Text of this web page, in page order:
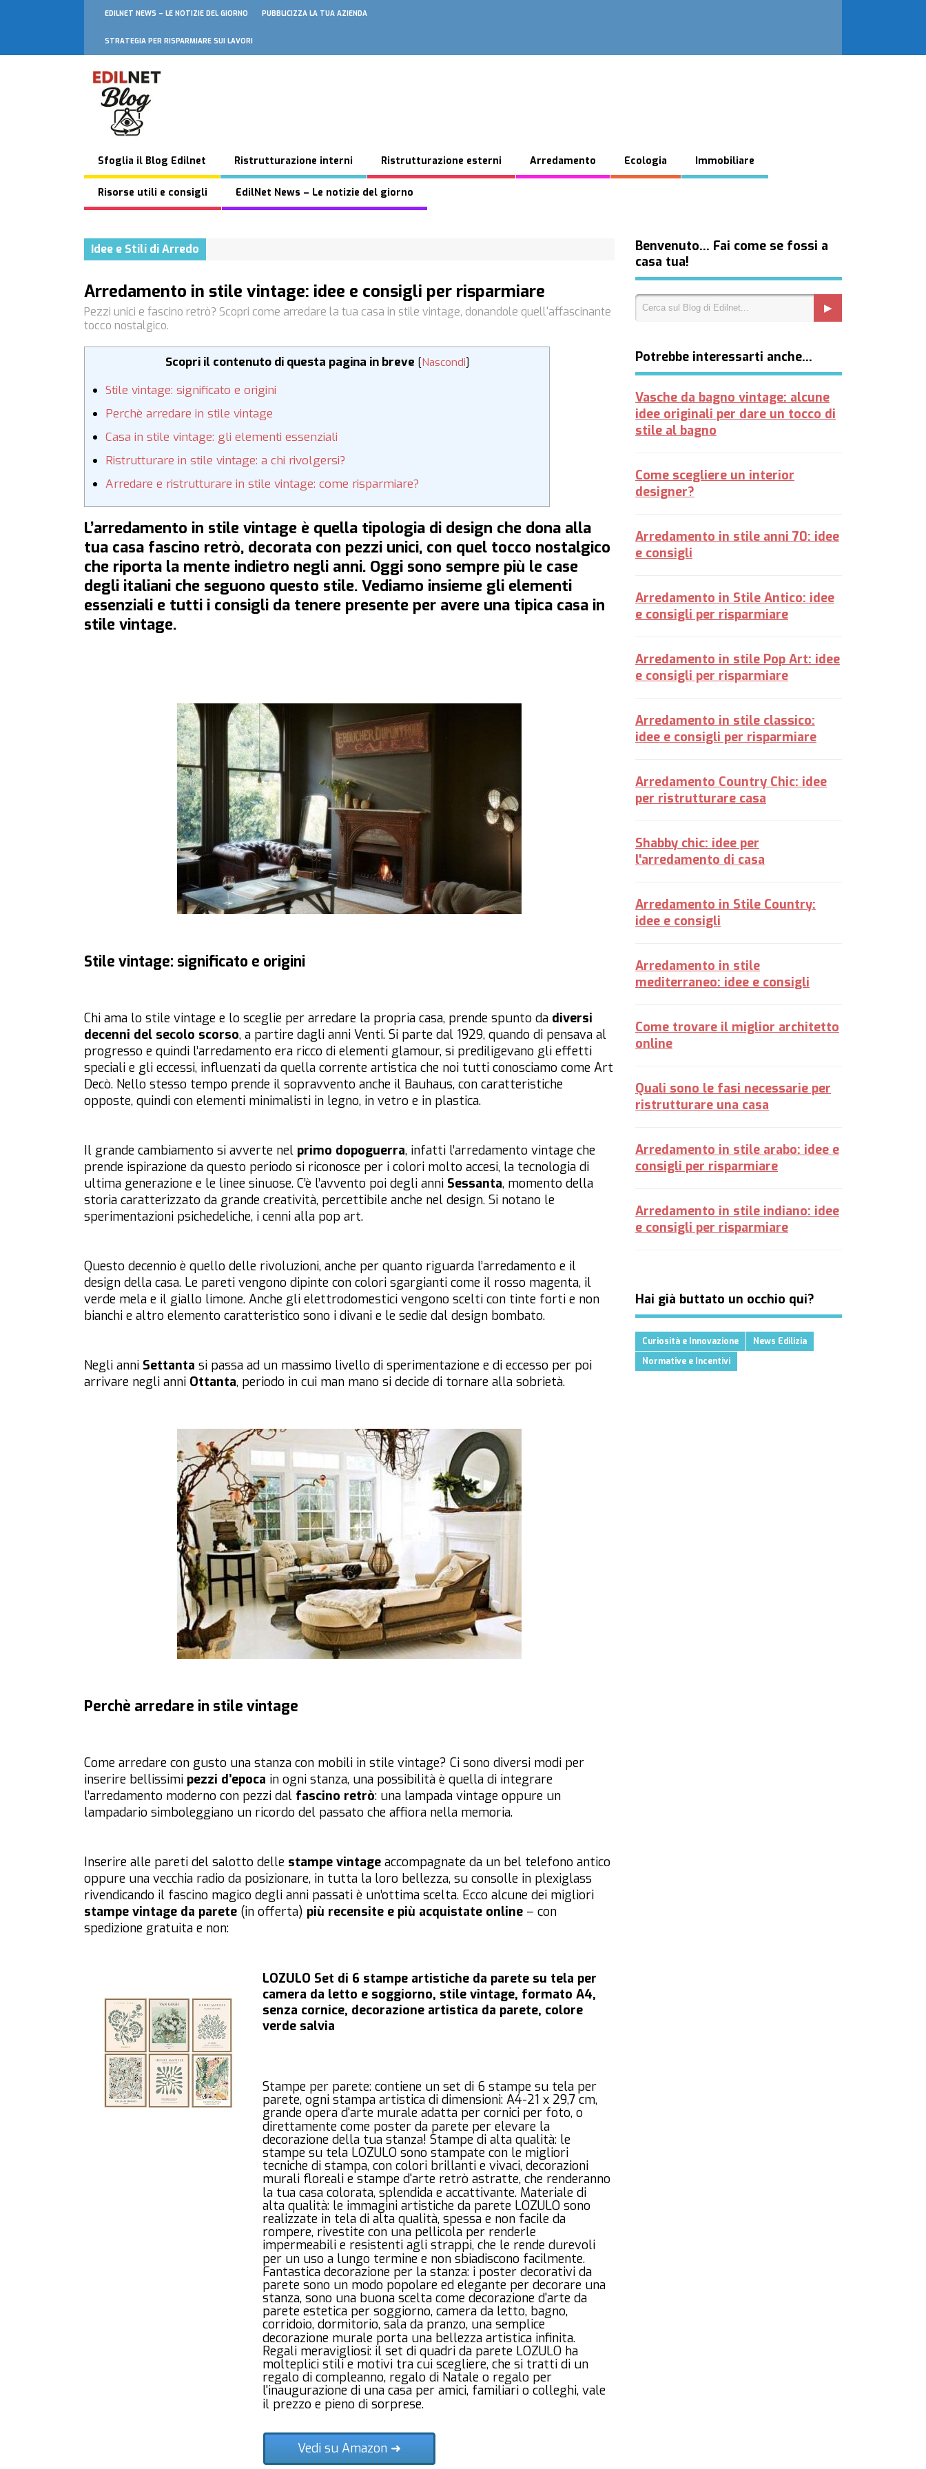
EDILNET NEWS – LE NOTIZIE DEL GIORNO PUBBLICIZZA LA TUA AZIENDA
STRATEGIA PER RISPARMIARE SUI LAVORI
Sfoglia il Blog Edilnet Ristrutturazione interni Ristrutturazione esterni Arredamento Ecologia Immobiliare
Risorse utili e consigli EdilNet News – Le notizie del giorno
Idee e Stili di Arredo
Arredamento in stile vintage: idee e consigli per risparmiare
Pezzi unici e fascino retrò? Scopri come arredare la tua casa in stile vintage, donandole quell'affascinante
tocco nostalgico.
Scopri il contenuto di questa pagina in breve [Nascondi]
Stile vintage: significato e origini
Perchè arredare in stile vintage
Casa in stile vintage: gli elementi essenziali
Ristrutturare in stile vintage: a chi rivolgersi?
Arredare e ristrutturare in stile vintage: come risparmiare?
L’arredamento in stile vintage è quella tipologia di design che dona alla
tua casa fascino retrò, decorata con pezzi unici, con quel tocco nostalgico
che riporta la mente indietro negli anni. Oggi sono sempre più le case
degli italiani che seguono questo stile. Vediamo insieme gli elementi
essenziali e tutti i consigli da tenere presente per avere una tipica casa in
stile vintage.
Stile vintage: significato e origini
Chi ama lo stile vintage e lo sceglie per arredare la propria casa, prende spunto da diversi
decenni del secolo scorso, a partire dagli anni Venti. Si parte dal 1929, quando di pensava al
progresso e quindi l’arredamento era ricco di elementi glamour, si prediligevano gli effetti
speciali e gli eccessi, influenzati da quella corrente artistica che noi tutti conosciamo come Art
Decò. Nello stesso tempo prende il sopravvento anche il Bauhaus, con caratteristiche
opposte, quindi con elementi minimalisti in legno, in vetro e in plastica.
Il grande cambiamento si avverte nel primo dopoguerra, infatti l’arredamento vintage che
prende ispirazione da questo periodo si riconosce per i colori molto accesi, la tecnologia di
ultima generazione e le linee sinuose. C’è l’avvento poi degli anni Sessanta, momento della
storia caratterizzato da grande creatività, percettibile anche nel design. Si notano le
sperimentazioni psichedeliche, i cenni alla pop art.
Questo decennio è quello delle rivoluzioni, anche per quanto riguarda l’arredamento e il
design della casa. Le pareti vengono dipinte con colori sgargianti come il rosso magenta, il
verde mela e il giallo limone. Anche gli elettrodomestici vengono scelti con tinte forti e non
bianchi e altro elemento caratteristico sono i divani e le sedie dal design bombato.
Negli anni Settanta si passa ad un massimo livello di sperimentazione e di eccesso per poi
arrivare negli anni Ottanta, periodo in cui man mano si decide di tornare alla sobrietà.
Perchè arredare in stile vintage
Come arredare con gusto una stanza con mobili in stile vintage? Ci sono diversi modi per
inserire bellissimi pezzi d’epoca in ogni stanza, una possibilità è quella di integrare
l’arredamento moderno con pezzi dal fascino retrò: una lampada vintage oppure un
lampadario simboleggiano un ricordo del passato che affiora nella memoria.
Inserire alle pareti del salotto delle stampe vintage accompagnate da un bel telefono antico
oppure una vecchia radio da posizionare, in tutta la loro bellezza, su consolle in plexiglass
rivendicando il fascino magico degli anni passati è un’ottima scelta. Ecco alcune dei migliori
stampe vintage da parete (in offerta) più recensite e più acquistate online – con
spedizione gratuita e non:
LOZULO Set di 6 stampe artistiche da parete su tela per
camera da letto e soggiorno, stile vintage, formato A4,
senza cornice, decorazione artistica da parete, colore
verde salvia
Stampe per parete: contiene un set di 6 stampe su tela per
parete, ogni stampa artistica di dimensioni: A4-21 x 29,7 cm,
grande opera d'arte murale adatta per cornici per foto, o
direttamente come poster da parete per elevare la
decorazione della tua stanza! Stampe di alta qualità: le
stampe su tela LOZULO sono stampate con le migliori
tecniche di stampa, con colori brillanti e vivaci, decorazioni
murali floreali e stampe d'arte retrò astratte, che renderanno
la tua casa colorata, splendida e accattivante. Materiale di
alta qualità: le immagini artistiche da parete LOZULO sono
realizzate in tela di alta qualità, spessa e non facile da
rompere, rivestite con una pellicola per renderle
impermeabili e resistenti agli strappi, che le rende durevoli
per un uso a lungo termine e non sbiadiscono facilmente.
Fantastica decorazione per la stanza: i poster decorativi da
parete sono un modo popolare ed elegante per decorare una
stanza, sono una buona scelta come decorazione d'arte da
parete estetica per soggiorno, camera da letto, bagno,
corridoio, dormitorio, sala da pranzo, una semplice
decorazione murale porta una bellezza artistica infinita.
Regali meravigliosi: il set di quadri da parete LOZULO ha
molteplici stili e motivi tra cui scegliere, che si tratti di un
regalo di compleanno, regalo di Natale o regalo per
l'inaugurazione di una casa per amici, familiari o colleghi, vale
il prezzo e pieno di sorprese.
Vedi su Amazon ➜
Benvenuto… Fai come se fossi a
casa tua!
Potrebbe interessarti anche…
Vasche da bagno vintage: alcune
idee originali per dare un tocco di
stile al bagno
Come scegliere un interior
designer?
Arredamento in stile anni 70: idee
e consigli
Arredamento in Stile Antico: idee
e consigli per risparmiare
Arredamento in stile Pop Art: idee
e consigli per risparmiare
Arredamento in stile classico:
idee e consigli per risparmiare
Arredamento Country Chic: idee
per ristrutturare casa
Shabby chic: idee per
l'arredamento di casa
Arredamento in Stile Country:
idee e consigli
Arredamento in stile
mediterraneo: idee e consigli
Come trovare il miglior architetto
online
Quali sono le fasi necessarie per
ristrutturare una casa
Arredamento in stile arabo: idee e
consigli per risparmiare
Arredamento in stile indiano: idee
e consigli per risparmiare
Hai già buttato un occhio qui?
Curiosità e Innovazione
News Edilizia
Normative e Incentivi